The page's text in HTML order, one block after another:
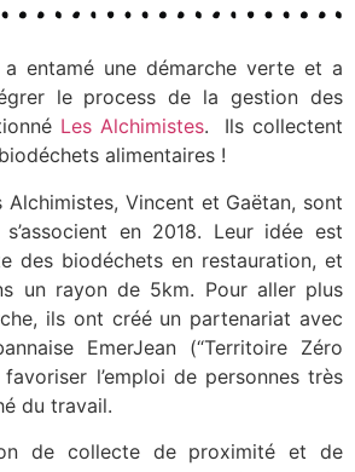
a entamé une démarche verte et a
le process de la gestion des
Les Alchimistes. Ils collectent
alimentaires !
Alchimistes, Vincent et Gaëtan, sont
en 2018. Leur idée est
des biodéchets en restauration, et
un rayon de 5km. Pour aller plus
ils ont créé un partenariat avec
EmerJean (“Territoire Zéro
l’emploi de personnes très
du travail.
de collecte de proximité et de